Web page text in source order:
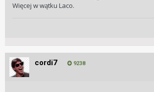
Więcej w wątku Laco.
cordi7 9238